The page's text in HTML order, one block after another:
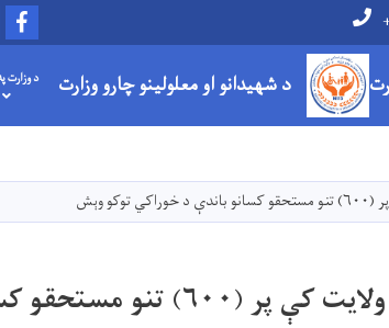
د شهیدانو او معلولینو چارو وزارت د وزارت
وېش
په لوګر ولايت کې پر